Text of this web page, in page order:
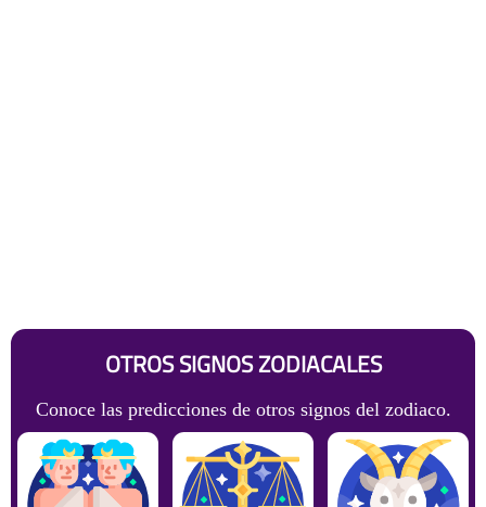
OTROS SIGNOS ZODIACALES
Conoce las predicciones de otros signos del zodiaco.